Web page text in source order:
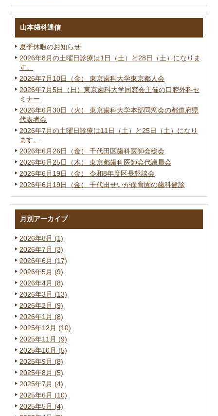
山本歯科通信
夏季休暇のお知らせ
2026年8月の土曜日診療は1日（土）と28日（土）になりま
す。
2026年7月10日（金） 東京歯科大学東京都人会
2026年7月5日（日）東京歯科大学同窓会主催の口腔外科セ
ミナー
2026年6月30日（火） 東京歯科大学本部同窓会の都道府県
代表者会
2026年7月の土曜日診療は11日（土）と25日（土）になり
ます。
2026年6月26日（金） 千代田区歯科医師会総会
2026年6月25日（木） 東京都歯科医師会代議員会
2026年6月19日（金） 令和8年度区長懇談会
2026年6月19日（金） 千代田せいが保育園の歯科健診
月別アーカイブ
2026年8月 (1)
2026年7月 (3)
2026年6月 (17)
2026年5月 (9)
2026年4月 (8)
2026年3月 (13)
2026年2月 (9)
2026年1月 (8)
2025年12月 (10)
2025年11月 (9)
2025年10月 (5)
2025年9月 (8)
2025年8月 (5)
2025年7月 (4)
2025年6月 (10)
2025年5月 (4)